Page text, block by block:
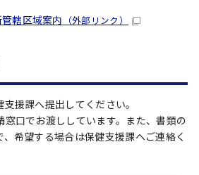
轄区域案内 （外部リンク）
援課へ提出してください。
窓口でお渡ししています。また、書類の
希望する場合は保健支援課へご連絡く